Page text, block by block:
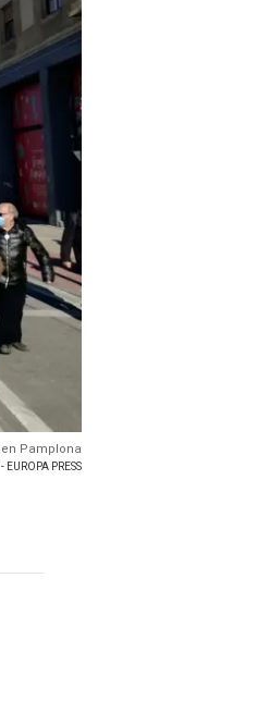
Pamplona
- EUROPA PRESS